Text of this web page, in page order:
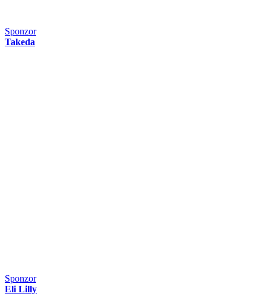
Sponzor
Takeda
Sponzor
Eli Lilly